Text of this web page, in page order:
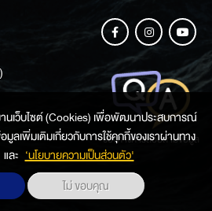
ช่องทางการสอบถามข้อมูล
านเว็บไซต์ (Cookies) เพื่อพัฒนาประสบการณ์
ลเพิ่มเติมเกี่ยวกับการใช้คุกกี้ของเราผ่านทาง
และ ‘นโยบายความเป็นส่วนตัว'
ไม่ ขอบคุณ